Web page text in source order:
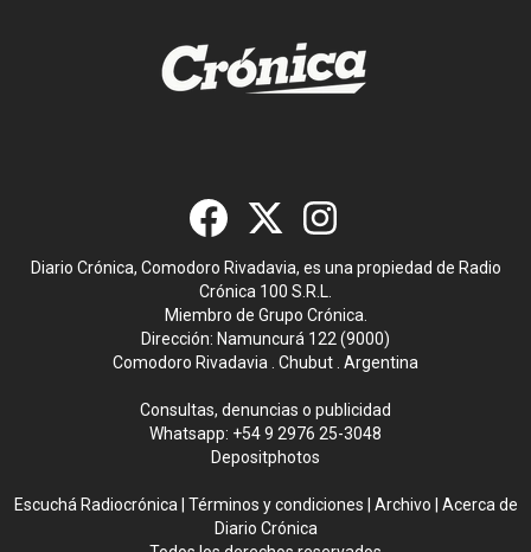
Diario Crónica, Comodoro Rivadavia, es una propiedad de Radio
Crónica 100 S.R.L.
Miembro de Grupo Crónica.
Dirección: Namuncurá 122 (9000)
Comodoro Rivadavia . Chubut . Argentina
Consultas, denuncias o publicidad
Whatsapp: +54 9 2976 25-3048
Depositphotos
Escuchá Radiocrónica Términos y condiciones Archivo
Acerca de
Diario Crónica